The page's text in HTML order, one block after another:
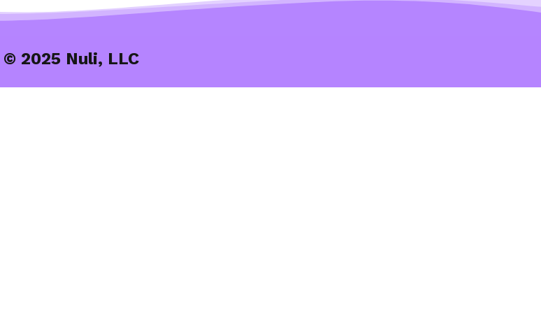
© 2025 Nuli, LLC